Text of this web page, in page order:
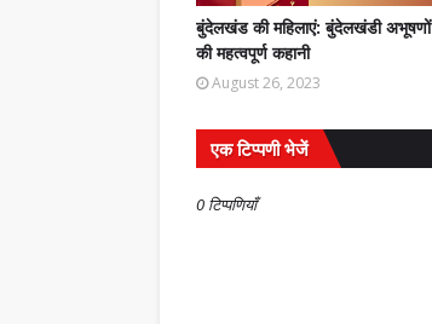
बुंदेलखंड की महिलाएं: बुंदेलखंडी अभूषणों
की महत्वपूर्ण कहानी
August 26, 2023
एक टिप्पणी भेजें
0 टिप्पणियाँ